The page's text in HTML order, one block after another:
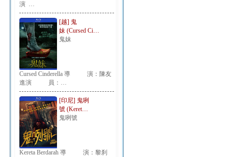
演 …
[越] 鬼
妹 (Cursed Ci…
鬼妹
Cursed Cinderella 導 演：陳友
進演 員：…
[印尼] 鬼咧
號 (Keret…
鬼咧號
Kereta Berdarah 導 演：黎刹